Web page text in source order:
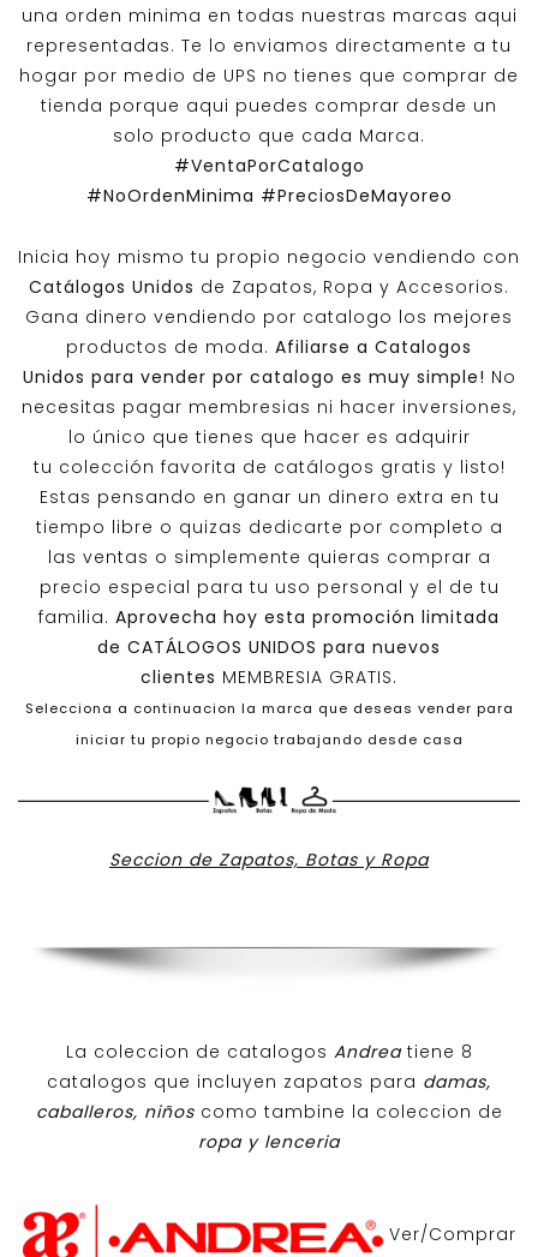
una orden minima en todas nuestras marcas aqui
representadas. Te lo enviamos directamente a tu
hogar por medio de UPS no tienes que comprar de
tienda porque aqui puedes comprar desde un
solo producto que cada Marca.
#VentaPorCatalogo
#NoOrdenMinima #PreciosDeMayoreo
Inicia hoy mismo tu propio negocio vendiendo con
Catálogos Unidos de Zapatos, Ropa y Accesorios.
Gana dinero vendiendo por catalogo los mejores
productos de moda. Afiliarse a Catalogos
Unidos para vender por catalogo es muy simple! No
necesitas pagar membresias ni hacer inversiones,
lo único que tienes que hacer es adquirir
tu colección favorita de catálogos gratis y listo!
Estas pensando en ganar un dinero extra en tu
tiempo libre o quizas dedicarte por completo a
las ventas o simplemente quieras comprar a
precio especial para tu uso personal y el de tu
familia. Aprovecha hoy esta promoción limitada
de CATÁLOGOS UNIDOS para nuevos
clientes MEMBRESIA GRATIS.
Selecciona a continuacion la marca que deseas vender para
iniciar tu propio negocio trabajando desde casa
Seccion de Zapatos, Botas y Ropa
La coleccion de catalogos Andreatiene 8
catalogos que incluyen zapatos para damas,
caballeros, niños como tambine la coleccion de
ropa y lenceria
Ver/Comprar